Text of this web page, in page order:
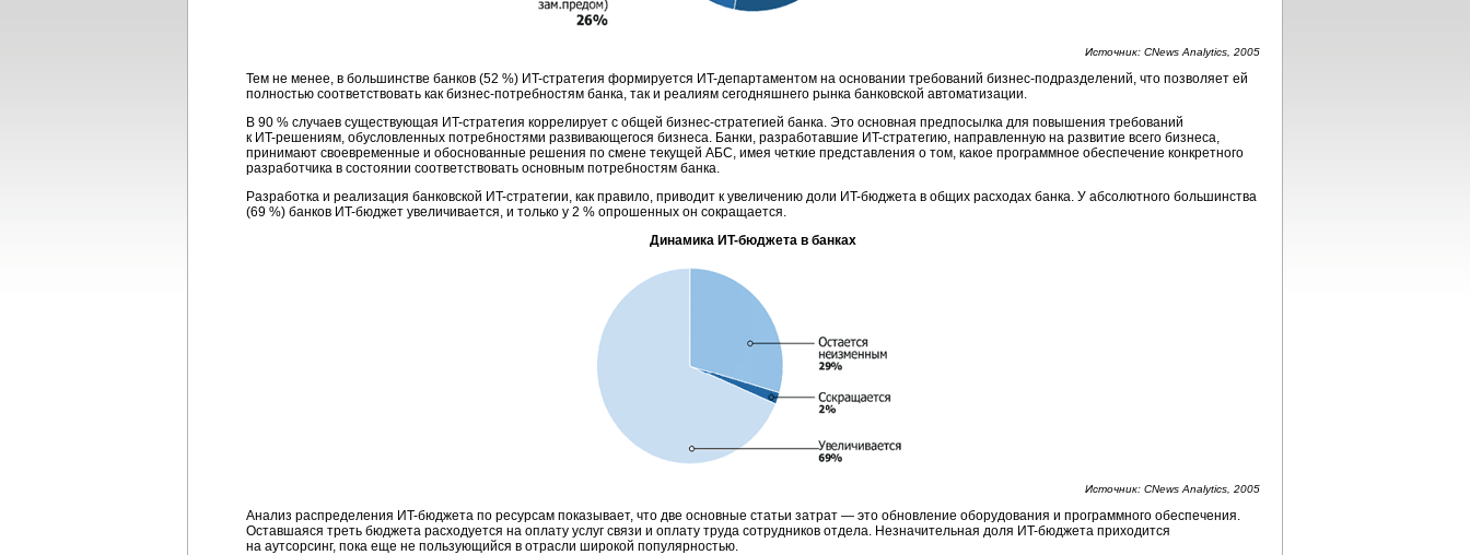
Источник: CNews Analytics, 2005
Тем не менее, в большинстве банков (52 %) ИT-стратегия формируется ИT-департаментом на основании требований бизнес-подразделений, что позволяет ей
полностью соответствовать как бизнес-потребностям банка, так и реалиям сегодняшнего рынка банковской автоматизации.
В 90 % случаев существующая ИT-стратегия коррелирует с общей бизнес-стратегией банка. Это основная предпосылка для повышения требований
к ИT-решениям, обусловленных потребностями развивающегося бизнеса. Банки, разработавшие ИT-стратегию, направленную на развитие всего бизнеса,
принимают своевременные и обоснованные решения по смене текущей АБС, имея четкие представления о том, какое программное обеспечение конкретного
разработчика в состоянии соответствовать основным потребностям банка.
Разработка и реализация банковской ИT-стратегии, как правило, приводит к увеличению доли ИT-бюджета в общих расходах банка. У абсолютного большинства
(69 %) банков ИT-бюджет увеличивается, и только у 2 % опрошенных он сокращается.
Динамика ИT-бюджета в банках
Источник: CNews Analytics, 2005
Анализ распределения ИT-бюджета по ресурсам показывает, что две основные статьи затрат — это обновление оборудования и программного обеспечения.
Оставшаяся треть бюджета расходуется на оплату услуг связи и оплату труда сотрудников отдела. Незначительная доля ИT-бюджета приходится
на аутсорсинг, пока еще не пользующийся в отрасли широкой популярностью.